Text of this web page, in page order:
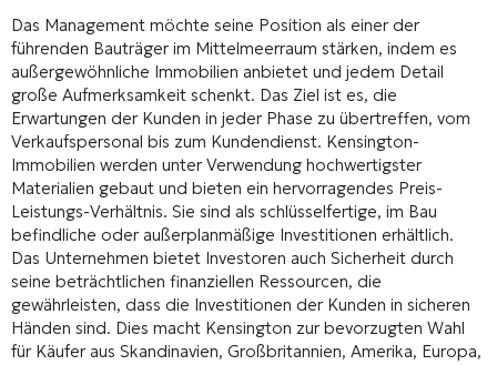
Das Management möchte seine Position als einer der
führenden Bauträger im Mittelmeerraum stärken, indem es
außergewöhnliche Immobilien anbietet und jedem Detail
große Aufmerksamkeit schenkt. Das Ziel ist es, die
Erwartungen der Kunden in jeder Phase zu übertreffen, vom
Verkaufspersonal bis zum Kundendienst. Kensington-
Immobilien werden unter Verwendung hochwertigster
Materialien gebaut und bieten ein hervorragendes Preis-
Leistungs-Verhältnis. Sie sind als schlüsselfertige, im Bau
befindliche oder außerplanmäßige Investitionen erhältlich.
Das Unternehmen bietet Investoren auch Sicherheit durch
seine beträchtlichen finanziellen Ressourcen, die
gewährleisten, dass die Investitionen der Kunden in sicheren
Händen sind. Dies macht Kensington zur bevorzugten Wahl
für Käufer aus Skandinavien, Großbritannien, Amerika, Europa,